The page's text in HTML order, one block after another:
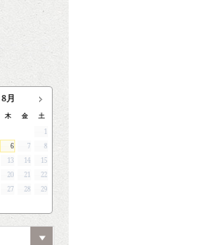
8月
木 金
土
6 7
8
13 14
15
20 21
22
27 28
29